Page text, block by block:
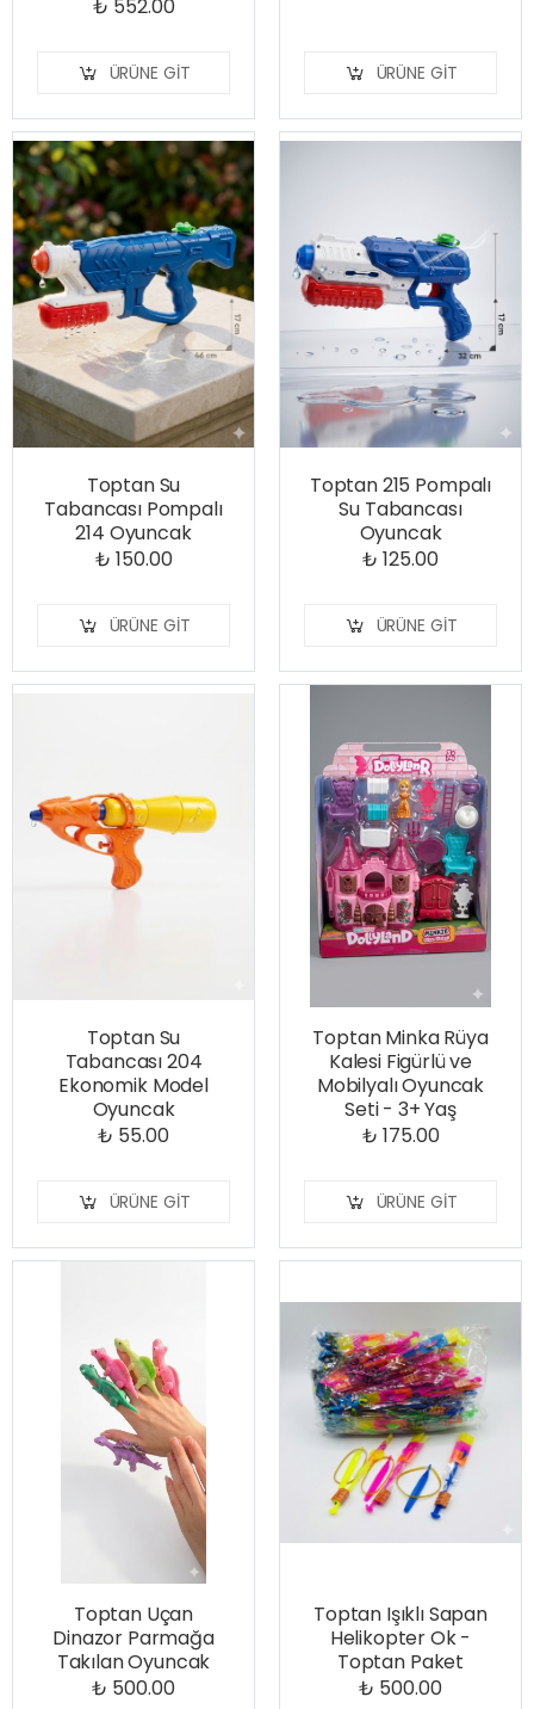
₺ 552.00
ÜRÜNE GIT ÜRÜNE GIT
Toptan Su
Tabancası Pompalı
214 Oyuncak
₺ 150.00
ÜRÜNE GIT
Toptan 215 Pompalı
Su Tabancası
Oyuncak
₺ 125.00
ÜRÜNE GIT
Toptan Su
Tabancası 204
Ekonomik Model
Oyuncak
₺ 55.00
ÜRÜNE GIT
Toptan Minka Rüya
Kalesi Figürlü ve
Mobilyalı Oyuncak
Seti - 3+ Yaş
₺ 175.00
ÜRÜNE GIT
Toptan Uçan
Dinazor Parmağa
Takılan Oyuncak
₺ 500.00
Toptan Işıklı Sapan
Helikopter Ok -
Toptan Paket
₺ 500.00